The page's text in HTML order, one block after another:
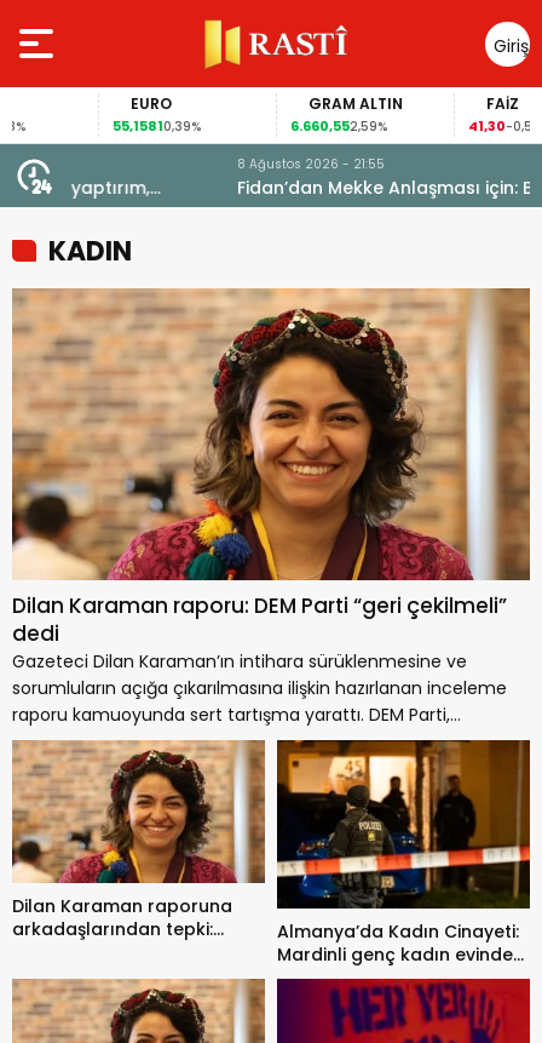
Giriş
Yap
EURO
55,15810,39%
GRAM ALTIN
6.660,552,59%
FAİZ
41,30 -0,55%
Fidan’dan Mekke Anlaşması için: Bize saldırmayan
hiçbir ülke hedefimizde değil
KADIN
Dilan Karaman raporu: DEM Parti “geri çekilmeli”
dedi
Gazeteci Dilan Karaman’ın intihara sürüklenmesine ve
sorumluların açığa çıkarılmasına ilişkin hazırlanan inceleme
raporu kamuoyunda sert tartışma yarattı. DEM Parti,
tepkilerin...
Dilan Karaman raporuna
arkadaşlarından tepki:
sorumlular korunuyor
Almanya’da Kadın Cinayeti:
Mardinli genç kadın evinde
ölü bulundu